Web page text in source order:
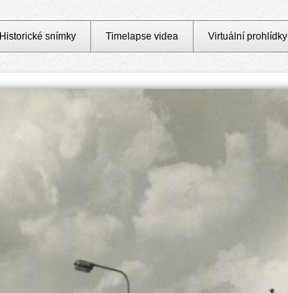
Historické snímky Timelapse videa Virtuální prohlídky